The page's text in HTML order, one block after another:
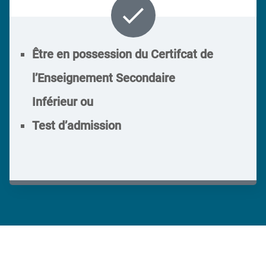
done
Être en possession du Certifcat de
l’Enseignement Secondaire
Inférieur ou
Test d’admission